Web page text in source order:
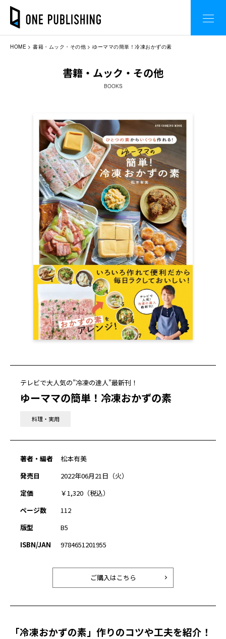
HOME 書籍・ムック・その他 ゆーママの簡単！冷凍おかずの素
書籍・ムック・その他
BOOKS
テレビで大人気の”冷凍の達人”最新刊！
ゆーママの簡単！冷凍おかずの素
料理・実用
著者・編者
松本有美
発売日
2022年06月21日（火）
定価
￥1,320（税込）
ページ数
112
版型
B5
ISBN/JAN
9784651201955
ご購入はこちら
「冷凍おかずの素」作りのコツや工夫を紹介！